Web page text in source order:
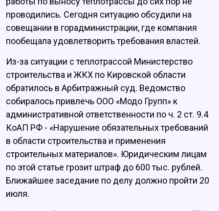
проводились. Сегодня ситуацию обсудили на
совещании в горадминистрации, где компания
пообещала удовлетворить требования властей.
Из-за ситуации с теплотрассой Министерство
строительства и ЖКХ по Кировской области
обратилось в Арбитражный суд. Ведомство
собиралось привлечь ООО «Модо Групп» к
административной ответственности по ч. 2 ст. 9.4
КоАП РФ - «Нарушение обязательных требований
в области строительства и применения
строительных материалов». Юридическим лицам
по этой статье грозит штраф до 600 тыс. рублей.
Ближайшее заседание по делу должно пройти 20
июля.